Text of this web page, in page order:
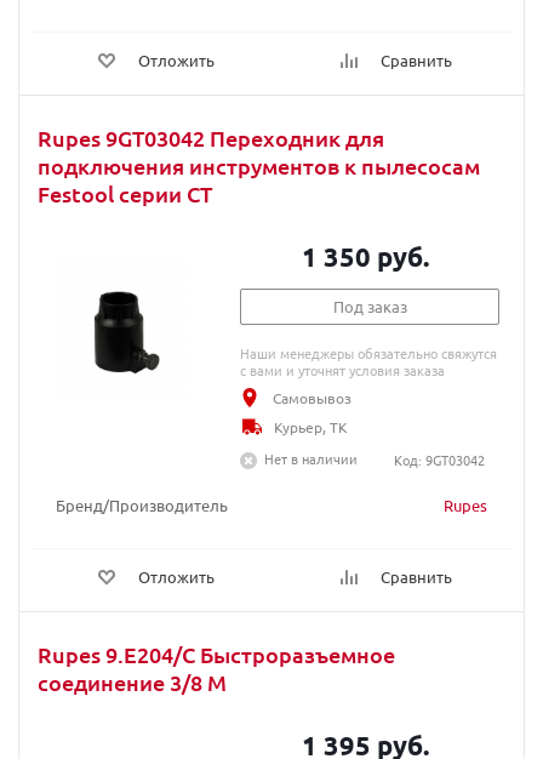
Отложить Сравнить
Rupes 9GT03042 Переходник для
подключения инструментов к пылесосам
Festool серии СТ
Бренд/Производитель Rupes
Отложить Сравнить
1 350 руб.
Под заказ
Наши менеджеры обязательно свяжутся
с вами и уточнят условия заказа
Самовывоз
Курьер, ТК
Нет в наличии
Код: 9GT03042
Rupes 9.E204/C Быстроразъемное
соединение 3/8 М
1 395 руб.